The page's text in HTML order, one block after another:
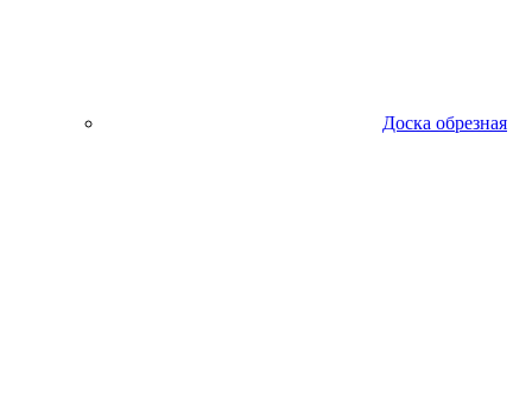
Доска обрезная